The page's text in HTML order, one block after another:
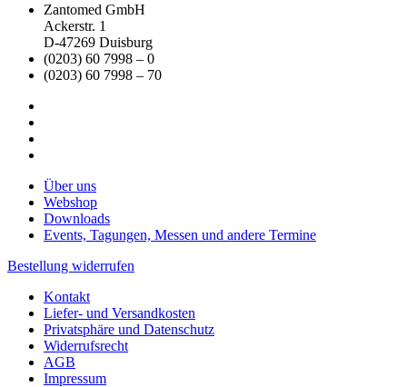
Zantomed GmbH
Ackerstr. 1
D-47269 Duisburg
(0203) 60 7998 – 0
(0203) 60 7998 – 70
Über uns
Webshop
Downloads
Events, Tagungen, Messen und andere Termine
Bestellung widerrufen
Kontakt
Liefer- und Versandkosten
Privatsphäre und Datenschutz
Widerrufsrecht
AGB
Impressum